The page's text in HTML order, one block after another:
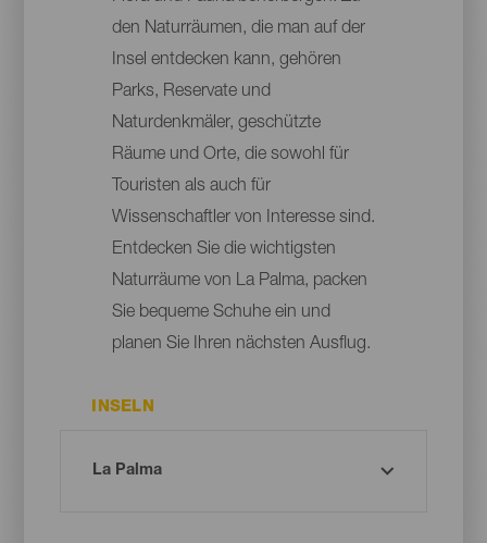
den Naturräumen, die man auf der
Insel entdecken kann, gehören
Parks, Reservate und
Naturdenkmäler, geschützte
Räume und Orte, die sowohl für
Touristen als auch für
Wissenschaftler von Interesse sind.
Entdecken Sie die wichtigsten
Naturräume von La Palma, packen
Sie bequeme Schuhe ein und
planen Sie Ihren nächsten Ausflug.
INSELN